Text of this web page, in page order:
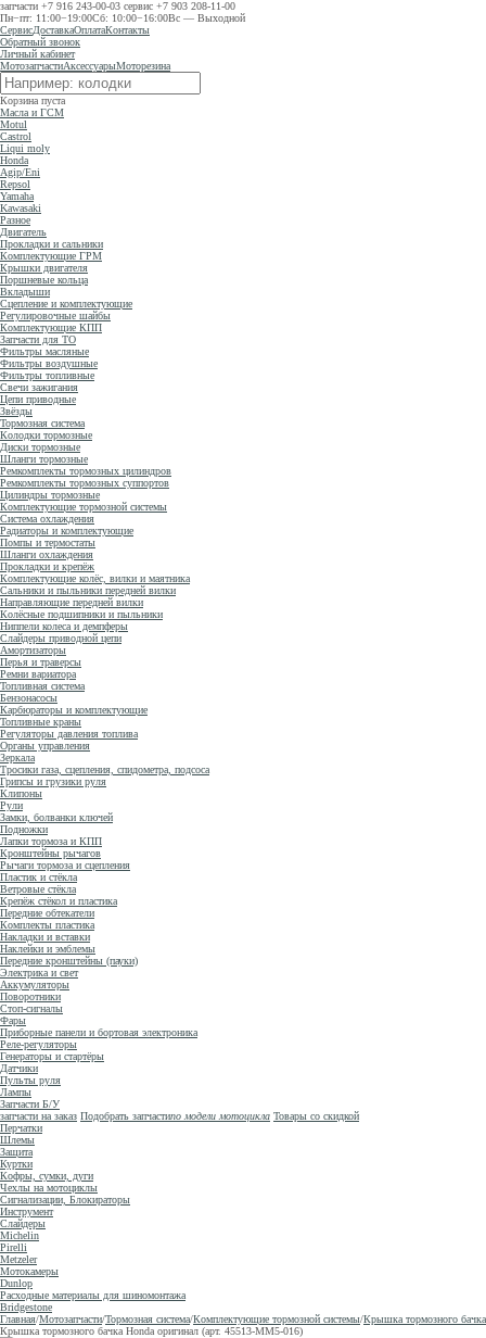
запчасти +7 916 243-00-03 сервис +7 903 208-11-00
Пн−пт: 11:00−19:00Сб: 10:00−16:00Вс — Выходной
СервисДоставкаОплатаКонтакты
Обратный звонок
Личный кабинет
МотозапчастиАксессуарыМоторезина
Корзина пуста
Масла и ГСМ
Motul
Castrol
Liqui moly
Honda
Agip/Eni
Repsol
Yamaha
Kawasaki
Разное
Двигатель
Прокладки и сальники
Комплектующие ГРМ
Крышки двигателя
Поршневые кольца
Вкладыши
Сцепление и комплектующие
Регулировочные шайбы
Комплектующие КПП
Запчасти для ТО
Фильтры масляные
Фильтры воздушные
Фильтры топливные
Свечи зажигания
Цепи приводные
Звёзды
Тормозная система
Колодки тормозные
Диски тормозные
Шланги тормозные
Ремкомплекты тормозных цилиндров
Ремкомплекты тормозных суппортов
Цилиндры тормозные
Комплектующие тормозной системы
Система охлаждения
Радиаторы и комплектующие
Помпы и термостаты
Шланги охлаждения
Прокладки и крепёж
Комплектующие колёс, вилки и маятника
Сальники и пыльники передней вилки
Направляющие передней вилки
Колёсные подшипники и пыльники
Ниппели колеса и демпферы
Слайдеры приводной цепи
Амортизаторы
Перья и траверсы
Ремни вариатора
Топливная система
Бензонасосы
Карбюраторы и комплектующие
Топливные краны
Регуляторы давления топлива
Органы управления
Зеркала
Тросики газа, сцепления, спидометра, подсоса
Грипсы и грузики руля
Клипоны
Рули
Замки, болванки ключей
Подножки
Лапки тормоза и КПП
Кронштейны рычагов
Рычаги тормоза и сцепления
Пластик и стёкла
Ветровые стёкла
Крепёж стёкол и пластика
Передние обтекатели
Комплекты пластика
Накладки и вставки
Наклейки и эмблемы
Передние кронштейны (пауки)
Электрика и свет
Аккумуляторы
Поворотники
Стоп-сигналы
Фары
Приборные панели и бортовая электроника
Реле-регуляторы
Генераторы и стартёры
Датчики
Пульты руля
Лампы
Запчасти Б/У
запчасти на заказ Подобрать запчастипо модели мотоцикла Товары со скидкой
Перчатки
Шлемы
Защита
Куртки
Кофры, сумки, дуги
Чехлы на мотоциклы
Сигнализации, Блокираторы
Инструмент
Слайдеры
Michelin
Pirelli
Metzeler
Мотокамеры
Dunlop
Расходные материалы для шиномонтажа
Bridgestone
Главная/Мотозапчасти/Тормозная система/Комплектующие тормозной системы/Крышка тормозного
Крышка тормозного бачка Honda оригинал (арт. 45513-MM5-016)